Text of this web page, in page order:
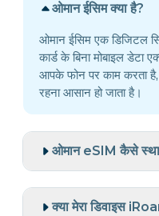
ओमान ईसिम क्या है?
ओमान ईसिम एक डिजिटल
कार्ड के बिना मोबाइल
आपके फोन पर काम करता
रहना आसान हो जाता है।
ओमान eSIM कैसे
क्या मेरा डिवाइस